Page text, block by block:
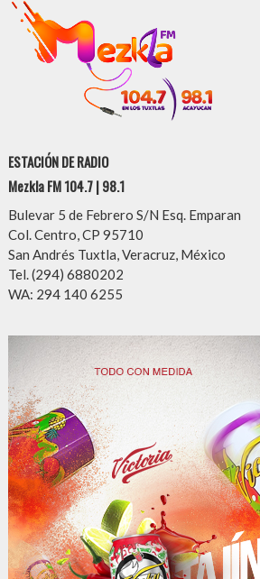
ESTACIÓN DE RADIO
Mezkla FM 104.7 | 98.1
Bulevar 5 de Febrero S/N Esq. Emparan
Col. Centro, CP 95710
San Andrés Tuxtla, Veracruz, México
Tel. (294) 6880202
WA: 294 140 6255